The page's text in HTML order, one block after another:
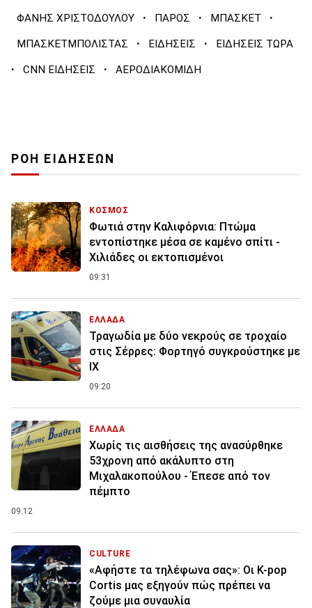
ΦΑΝΗΣ ΧΡΙΣΤΟΔΟΥΛΟΥ · ΠΑΡΟΣ · ΜΠΑΣΚΕΤ ·
ΜΠΑΣΚΕΤΜΠΟΛΙΣΤΑΣ · ΕΙΔΗΣΕΙΣ · ΕΙΔΗΣΕΙΣ ΤΩΡΑ
· CNN ΕΙΔΗΣΕΙΣ · ΑΕΡΟΔΙΑΚΟΜΙΔΗ
ΡΟΗ ΕΙΔΗΣΕΩΝ
ΚΟΣΜΟΣ
Φωτιά στην Καλιφόρνια: Πτώμα
εντοπίστηκε μέσα σε καμένο σπίτι -
Χιλιάδες οι εκτοπισμένοι
09:31
ΕΛΛΑΔΑ
Τραγωδία με δύο νεκρούς σε τροχαίο
στις Σέρρες: Φορτηγό συγκρούστηκε με
ΙΧ
09:20
ΕΛΛΑΔΑ
Χωρίς τις αισθήσεις της ανασύρθηκε
53χρονη από ακάλυπτο στη
Μιχαλακοπούλου - Έπεσε από τον
πέμπτο
09:12
CULTURE
«Αφήστε τα τηλέφωνα σας»: Οι K-pop
Cortis μας εξηγούν πώς πρέπει να
ζούμε μια συναυλία